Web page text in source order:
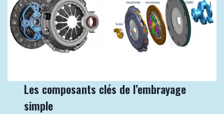
Les composants clés de l’embrayage
simple